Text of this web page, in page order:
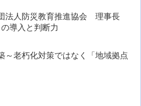
法人防災教育推進協会 理事長
導入と判断力
～老朽化対策ではなく「地域拠点